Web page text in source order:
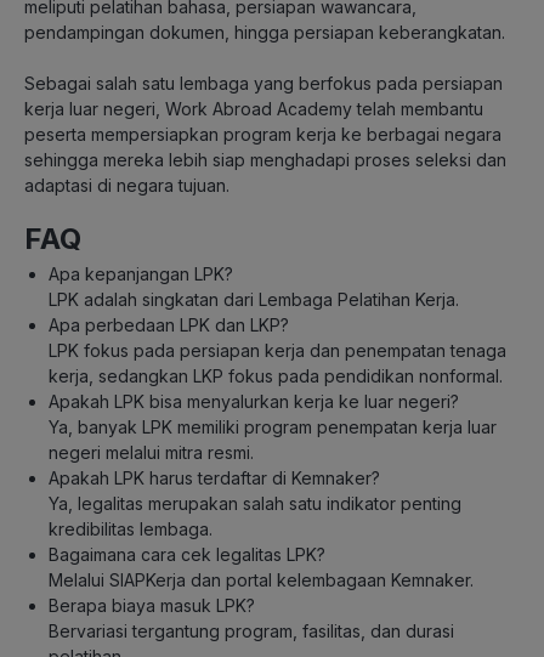
meliputi pelatihan bahasa, persiapan wawancara,
pendampingan dokumen, hingga persiapan keberangkatan.
Sebagai salah satu lembaga yang berfokus pada persiapan
kerja luar negeri, Work Abroad Academy telah membantu
peserta mempersiapkan program kerja ke berbagai negara
sehingga mereka lebih siap menghadapi proses seleksi dan
adaptasi di negara tujuan.
FAQ
Apa kepanjangan LPK?
LPK adalah singkatan dari Lembaga Pelatihan Kerja.
Apa perbedaan LPK dan LKP?
LPK fokus pada persiapan kerja dan penempatan tenaga
kerja, sedangkan LKP fokus pada pendidikan nonformal.
Apakah LPK bisa menyalurkan kerja ke luar negeri?
Ya, banyak LPK memiliki program penempatan kerja luar
negeri melalui mitra resmi.
Apakah LPK harus terdaftar di Kemnaker?
Ya, legalitas merupakan salah satu indikator penting
kredibilitas lembaga.
Bagaimana cara cek legalitas LPK?
Melalui SIAPKerja dan portal kelembagaan Kemnaker.
Berapa biaya masuk LPK?
Bervariasi tergantung program, fasilitas, dan durasi